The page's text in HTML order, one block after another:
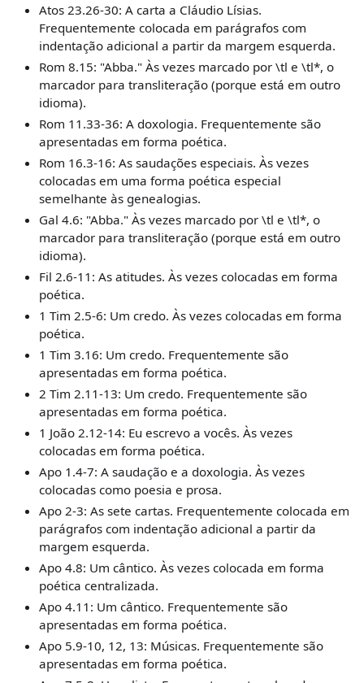
Atos 23.26-30: A carta a Cláudio Lísias.
Frequentemente colocada em parágrafos com
indentação adicional a partir da margem esquerda.
Rom 8.15: "Abba." Às vezes marcado por \tl e \tl*, o
marcador para transliteração (porque está em outro
idioma).
Rom 11.33-36: A doxologia. Frequentemente são
apresentadas em forma poética.
Rom 16.3-16: As saudações especiais. Às vezes
colocadas em uma forma poética especial
semelhante às genealogias.
Gal 4.6: "Abba." Às vezes marcado por \tl e \tl*, o
marcador para transliteração (porque está em outro
idioma).
Fil 2.6-11: As atitudes. Às vezes colocadas em forma
poética.
1 Tim 2.5-6: Um credo. Às vezes colocadas em forma
poética.
1 Tim 3.16: Um credo. Frequentemente são
apresentadas em forma poética.
2 Tim 2.11-13: Um credo. Frequentemente são
apresentadas em forma poética.
1 João 2.12-14: Eu escrevo a vocês. Às vezes
colocadas em forma poética.
Apo 1.4-7: A saudação e a doxologia. Às vezes
colocadas como poesia e prosa.
Apo 2-3: As sete cartas. Frequentemente colocada em
parágrafos com indentação adicional a partir da
margem esquerda.
Apo 4.8: Um cântico. Às vezes colocada em forma
poética centralizada.
Apo 4.11: Um cântico. Frequentemente são
apresentadas em forma poética.
Apo 5.9-10, 12, 13: Músicas. Frequentemente são
apresentadas em forma poética.